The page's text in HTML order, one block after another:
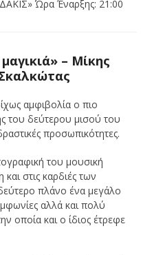
Ώρα Έναρξης: 21:00
– Μίκης
αμφιβολία ο πιο
του δεύτερου μισού του
προσωπικότητες.
του μουσική
στις καρδιές των
πλάνο ένα μεγάλο
αλλά και πολύ
οποία και ο ίδιος έτρεφε